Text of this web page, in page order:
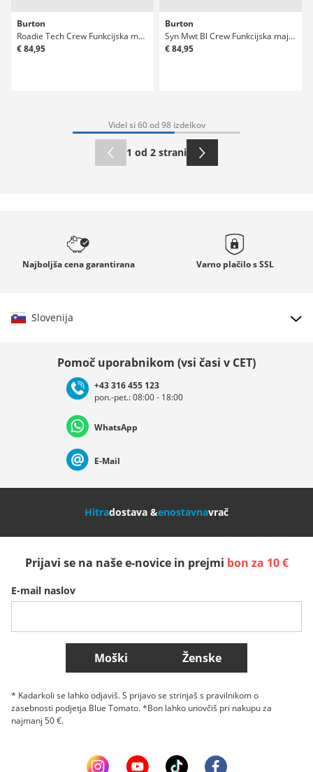
Burton
Roadie Tech Crew Funkcijska majica
€ 84,95
Burton
Syn Mwt Bl Crew Funkcijska majica
€ 84,95
Videl si 60 od 98 izdelkov
1 od 2 strani
Najboljša cenagarantirana Varno plačilo sSSL
Slovenija
Deutschland Österreich
Nederland Italia (Italiano) Italien (Deutsch)
Več držav
Pomoč uporabnikom (vsi časi v CET)
+43 316 455 123
pon.-pet.: 08:00 - 18:00
WhatsApp
E-Mail
Hitradostava &enostavnavrač
Prijavi se na naše e-novice in prejmi bon za 10 €
E-mail naslov
Moški Ženske
* Kadarkoli se lahko odjaviš. S prijavo se strinjaš s pravilnikom o
zasebnosti podjetja Blue Tomato. *Bon lahko unovčiš pri nakupu za
najmanj 50 €.